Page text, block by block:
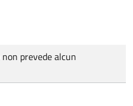
prevede alcun